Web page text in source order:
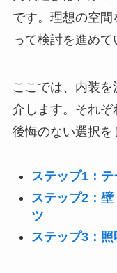
です。理想の空
って検討を進めて
ここでは、内装
介します。それぞ
後悔のない選択を
ステップ1：
ステップ2：
ツ
ステップ3：